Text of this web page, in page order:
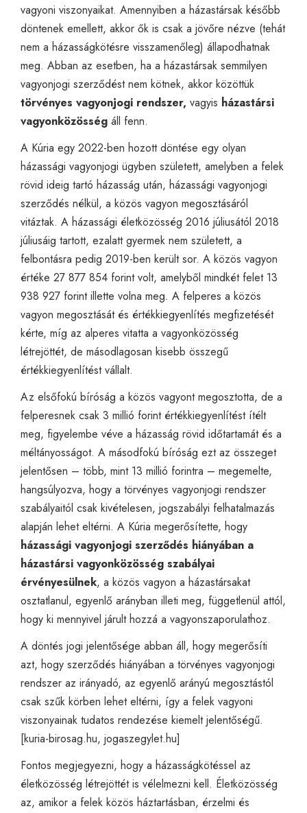
vagyoni viszonyaikat. Amennyiben a házastársak később
döntenek emellett, akkor ők is csak a jövőre nézve (tehát
nem a házasságkötésre visszamenőleg) állapodhatnak
meg. Abban az esetben, ha a házastársak semmilyen
vagyonjogi szerződést nem kötnek, akkor közöttük
törvényes vagyonjogi rendszer, vagyis házastársi
vagyonközösség áll fenn.
A Kúria egy 2022-ben hozott döntése egy olyan
házassági vagyonjogi ügyben született, amelyben a felek
rövid ideig tartó házasság után, házassági vagyonjogi
szerződés nélkül, a közös vagyon megosztásáról
vitáztak. A házassági életközösség 2016 júliusától 2018
júliusáig tartott, ezalatt gyermek nem született, a
felbontásra pedig 2019-ben került sor. A közös vagyon
értéke 27 877 854 forint volt, amelyből mindkét felet 13
938 927 forint illette volna meg. A felperes a közös
vagyon megosztását és értékkiegyenlítés megfizetését
kérte, míg az alperes vitatta a vagyonközösség
létrejöttét, de másodlagosan kisebb összegű
értékkiegyenlítést vállalt.
Az elsőfokú bíróság a közös vagyont megosztotta, de a
felperesnek csak 3 millió forint értékkiegyenlítést ítélt
meg, figyelembe véve a házasság rövid időtartamát és a
méltányosságot. A másodfokú bíróság ezt az összeget
jelentősen – több, mint 13 millió forintra – megemelte,
hangsúlyozva, hogy a törvényes vagyonjogi rendszer
szabályaitól csak kivételesen, jogszabályi felhatalmazás
alapján lehet eltérni. A Kúria megerősítette, hogy
házassági vagyonjogi szerződés hiányában a
házastársi vagyonközösség szabályai
érvényesülnek, a közös vagyon a házastársakat
osztatlanul, egyenlő arányban illeti meg, függetlenül attól,
hogy ki mennyivel járult hozzá a vagyonszaporulathoz.
A döntés jogi jelentősége abban áll, hogy megerősíti
azt, hogy szerződés hiányában a törvényes vagyonjogi
rendszer az irányadó, az egyenlő arányú megosztástól
csak szűk körben lehet eltérni, így a felek vagyoni
viszonyainak tudatos rendezése kiemelt jelentőségű.
[kuria-birosag.hu, jogaszegylet.hu]
Fontos megjegyezni, hogy a házasságkötéssel az
életközösség létrejöttét is vélelmezni kell. Életközösség
az, amikor a felek közös háztartásban, érzelmi és